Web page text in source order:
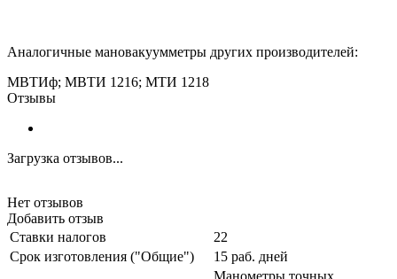
Аналогичные мановакуумметры других производителей:
МВТИф; МВТИ 1216; МТИ 1218
Отзывы
Загрузка отзывов...
Нет отзывов
Добавить отзыв
Ставки налогов
22
Срок изготовления ("Общие")
15 раб. дней
Манометры точных